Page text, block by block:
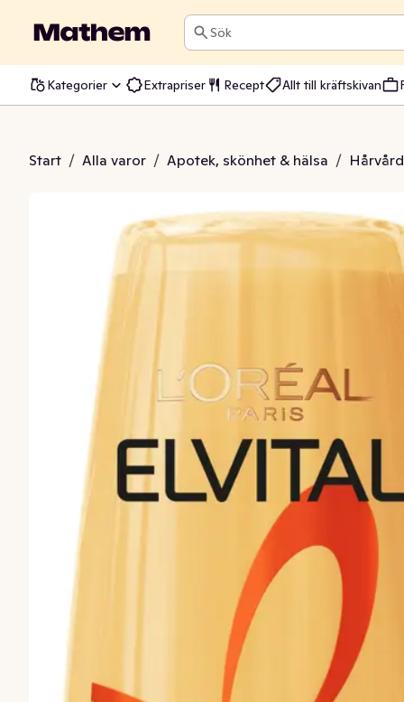
Sök
Kategorier Extrapriser Recept Allt till kräftskivan
Start / Alla varor / Apotek, skönhet & hälsa / Hårvård
Anti-Breakage